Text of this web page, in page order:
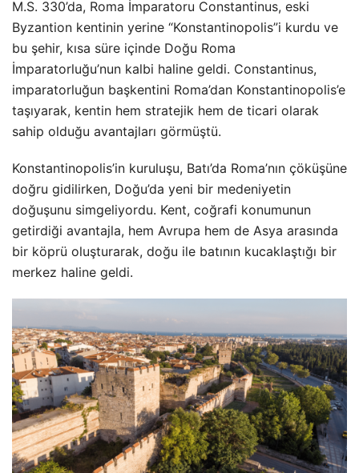
M.S. 330’da, Roma İmparatoru Constantinus, eski
Byzantion kentinin yerine “Konstantinopolis”i kurdu ve
bu şehir, kısa süre içinde Doğu Roma
İmparatorluğu’nun kalbi haline geldi. Constantinus,
imparatorluğun başkentini Roma’dan Konstantinopolis’e
taşıyarak, kentin hem stratejik hem de ticari olarak
sahip olduğu avantajları görmüştü.
Konstantinopolis’in kuruluşu, Batı’da Roma’nın çöküşüne
doğru gidilirken, Doğu’da yeni bir medeniyetin
doğuşunu simgeliyordu. Kent, coğrafi konumunun
getirdiği avantajla, hem Avrupa hem de Asya arasında
bir köprü oluşturarak, doğu ile batının kucaklaştığı bir
merkez haline geldi.